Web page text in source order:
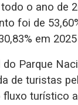
o ano de
foi de
em
Parque
de turistas
fluxo turístico